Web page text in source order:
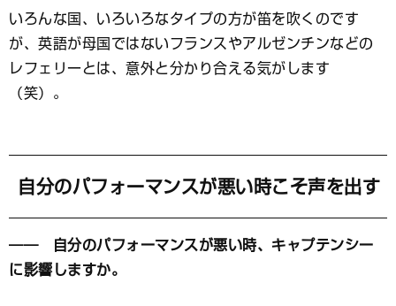
いろんな国、いろいろなタイプの方が笛を吹くのです
が、英語が母国ではないフランスやアルゼンチンなどの
レフェリーとは、意外と分かり合える気がします
（笑）。
自分のパフォーマンスが悪い時こそ声を出す
―― 自分のパフォーマンスが悪い時、キャプテンシー
に影響しますか。